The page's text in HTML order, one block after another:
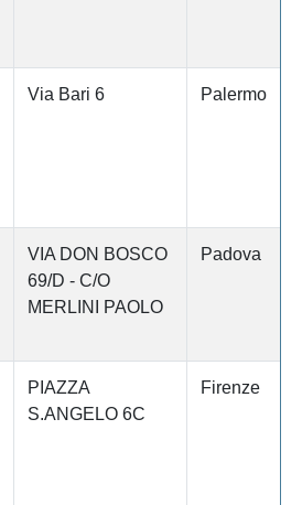
Via Bari 6 Palermo
VIA DON BOSCO
69/D - C/O
MERLINI PAOLO
Padova
PIAZZA
S.ANGELO 6C
Firenze